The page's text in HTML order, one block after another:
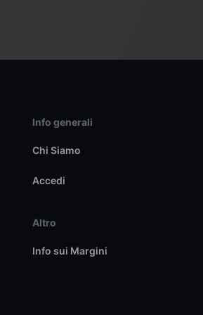
Info generali
Chi Siamo
Accedi
Altro
Info sui Margini